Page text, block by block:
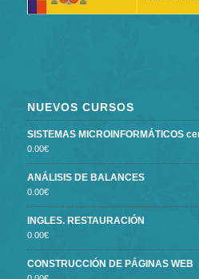
NUEVOS CURSOS
SISTEMAS MICROINFORMÁTICOS
0.00€
ANÁLISIS DE BALANCES
0.00€
INGLES. RESTAURACIÓN
0.00€
CONSTRUCCIÓN DE PÁGINAS WEB